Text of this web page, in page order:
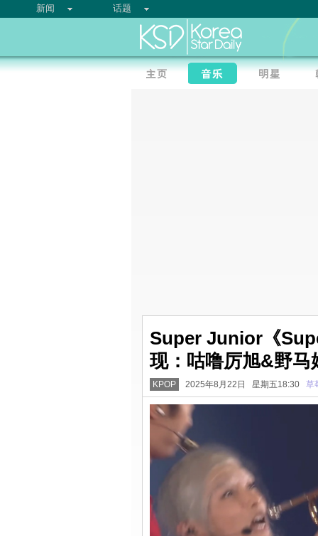
新闻 话题
Super Junior《
现：咕噜厉旭&野马
KPOP 2025年8月22日 星期五18:30 草